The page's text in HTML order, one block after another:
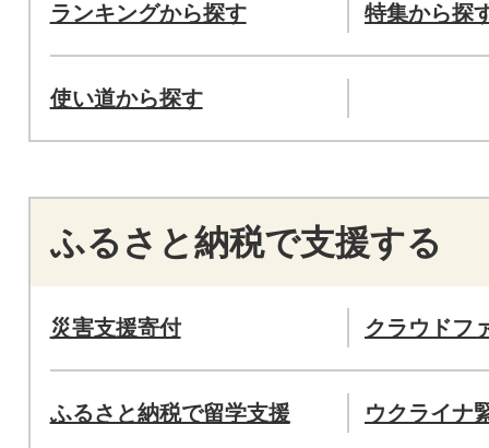
ランキングから探す 特集から探
使い道から探す
ふるさと納税で支援する
災害支援寄付 クラウドフ
ふるさと納税で留学支援 ウクライナ